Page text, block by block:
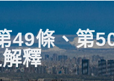
49條、第
釋